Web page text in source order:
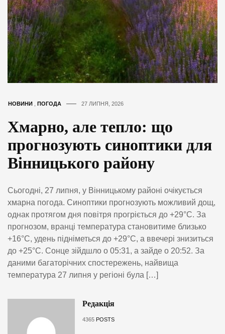
НОВИНИ , ПОГОДА 27 ЛИПНЯ, 2026
Хмарно, але тепло: що
прогнозують синоптики для
Вінницького району
Сьогодні, 27 липня, у Вінницькому районі очікується
хмарна погода. Синоптики прогнозують можливий дощ,
однак протягом дня повітря прогріється до +29°C. За
прогнозом, вранці температура становитиме близько
+16°C, удень підніметься до +29°C, а ввечері знизиться
до +25°C. Сонце зійдшло о 05:31, а зайде о 20:52. За
даними багаторічних спостережень, найвища
температура 27 липня у регіоні була […]
Редакція
4365 POSTS